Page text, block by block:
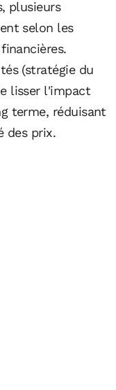
plusieurs
selon les
(stratégie du
lisser l'impact
terme, réduisant
des prix.